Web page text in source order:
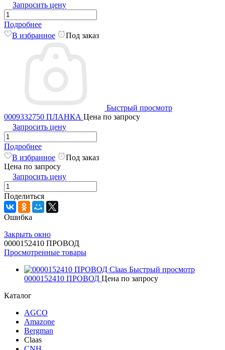
Запросить цену
Подробнее
В избранное
Под заказ
Быстрый просмотр
0009332750 ПЛАНКА Цена по запросу
Запросить цену
Подробнее
В избранное
Под заказ
Цена по запросу
Запросить цену
Поделиться
Ошибка
Закрыть окно
0000152410 ПРОВОД
Просмотренные товары
Быстрый просмотр
0000152410 ПРОВОД Цена по запросу
Каталог
AGCO
Amazone
Bergman
Claas